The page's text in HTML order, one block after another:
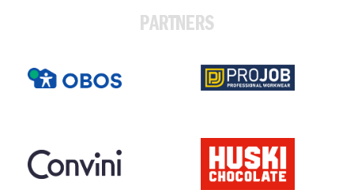
PARTNERS